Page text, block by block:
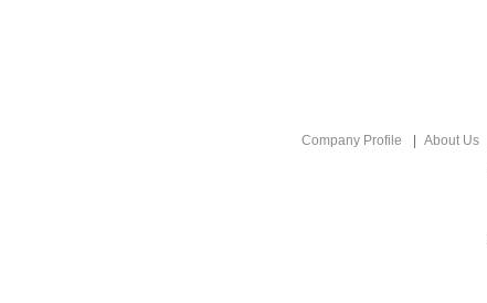
Company Profile About Us